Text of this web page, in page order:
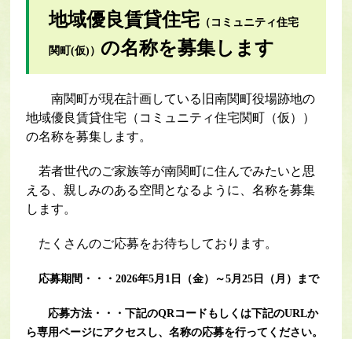
地域優良賃貸住宅 （コミュニティ住宅
関町(仮)） の名称を募集します
南関町が現在計画している旧南関町役場跡地の
地域優良賃貸住宅（コミュニティ住宅関町（仮））
の名称を募集します。
若者世代のご家族等が南関町に住んでみたいと思
える、親しみのある空間となるように、名称を募集
します。
たくさんのご応募をお待ちしております。
応募期間・・・2026年5月1日（金）～5月25日（月）まで
応募方法・・・下記のQRコードもしくは下記のURLか
ら専用ページにアクセスし、名称の応募を行ってください。